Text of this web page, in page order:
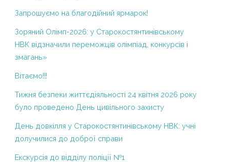
2013-2014 н.р.
І курс
Кабінет медсестри
Порядок зарахування учнів до гімназії
Додаткові освітні послуги
Навчання дітей з особливими
Вакансії
ЧАС АДАПТИВНОГО КАРАНТИНУ
періодкарантину у зв’язку з поширенням
Запрошуємо на благодійний ярмарок!
Зоряний Олімп-2026: у Старокостянтинівському
НВК відзначили переможців олімпіад, конкурсів і
змагань»
Вітаємо!!!
Тижня безпеки життєдіяльності 24 квітня 2026 року
було проведено День цивільного захисту
День довкілля у Старокостянтинівському НВК: учні
долучилися до доброї справи
Екскурсія до відділу поліції №1